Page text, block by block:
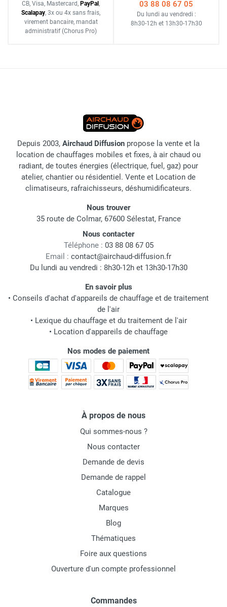
CB, Visa, Mastercard, PayPal ,
Scalapay, 3x ou 4x sans frais,
virement bancaire, mandat
administratif (Chorus Pro)
03 88 08 67 05
Du lundi au vendredi :
8h30-12h et 13h30-17h30
Depuis 2003, Airchaud Diffusion propose la vente et la
location de chauffages mobiles et fixes, à air chaud ou
radiant, de toutes énergies (électrique, fuel, gaz) pour
atelier, chantier ou résidentiel. Vente et Location de
climatiseurs, rafraichisseurs, déshumidificateurs.
Nous trouver
35 route de Colmar, 67600 Sélestat, France
Nous contacter
Téléphone : 03 88 08 67 05
Email : contact@airchaud-diffusion.fr
Du lundi au vendredi : 8h30-12h et 13h30-17h30
En savoir plus
• Conseils d'achat d'appareils de chauffage et de traitement
de l'air
• Lexique du chauffage et du traitement de l'air
• Location d'appareils de chauffage
Nos modes de paiement
À propos de nous
Qui sommes-nous ?
Nous contacter
Demande de devis
Demande de rappel
Catalogue
Marques
Blog
Thématiques
Foire aux questions
Ouverture d'un compte professionnel
Commandes